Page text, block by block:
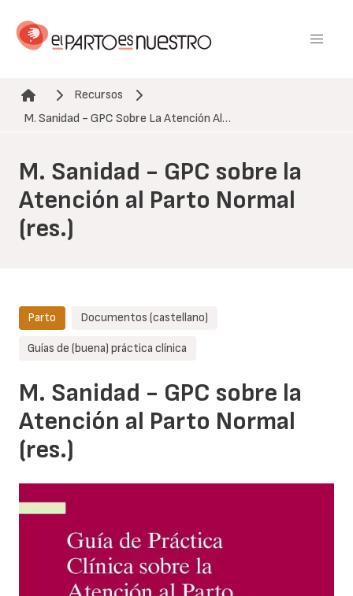
contenido
Ruta de navegación
Recursos
M. Sanidad - GPC Sobre La Atención Al…
M. Sanidad - GPC sobre la
Atención al Parto Normal
(res.)
Parto Documentos (castellano)
Guías de (buena) práctica clínica
M. Sanidad - GPC sobre la
Atención al Parto Normal
(res.)